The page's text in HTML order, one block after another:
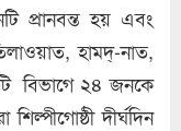
প্রানবন্ত হয় এবং
হামদ্-নাত,
বিভাগে ২৪ জনকে
দীর্ঘদিন